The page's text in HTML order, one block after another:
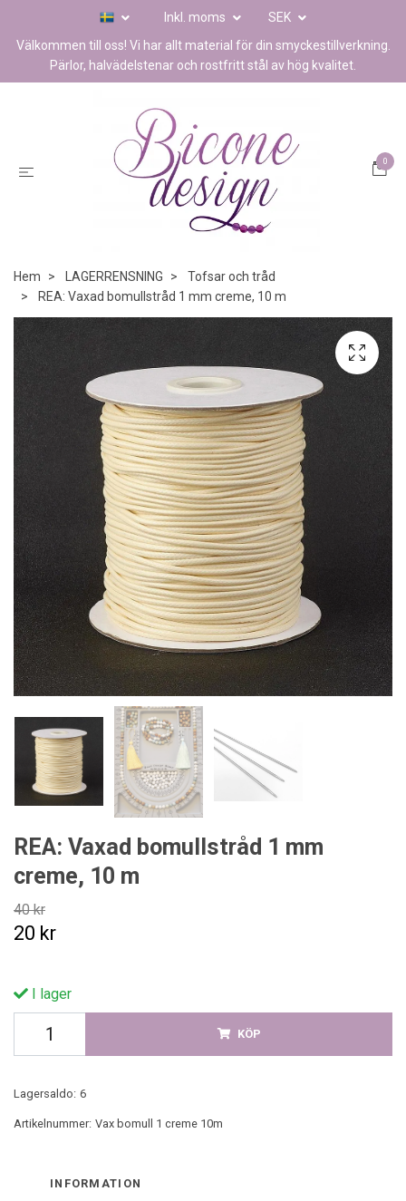
Inkl. moms
SEK
Välkommen till oss! Vi har allt material för din smyckestillverkning.
Pärlor, halvädelstenar och rostfritt stål av hög kvalitet.
0
Hem LAGERRENSNING
Tofsar och tråd
REA: Vaxad bomullstråd 1 mm creme, 10 m
REA: Vaxad bomullstråd 1 mm
creme, 10 m
40 kr
20 kr
I lager
KÖP
Lagersaldo: 6
Artikelnummer: Vax bomull 1 creme 10m
INFORMATION